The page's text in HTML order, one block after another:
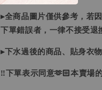
▸全商品圖片僅供參考，若
下單錯誤者，一律不接受退
▸下水過後的商品、貼身衣
‼下單表示同意🫶🏻本賣場